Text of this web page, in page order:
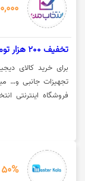
تخفیف 200 هزار تومانی انتخاب من ویژه اولین خرید
برای خرید کالای
فروشگاه اینترنتی
مشاهده کالا روی
50%